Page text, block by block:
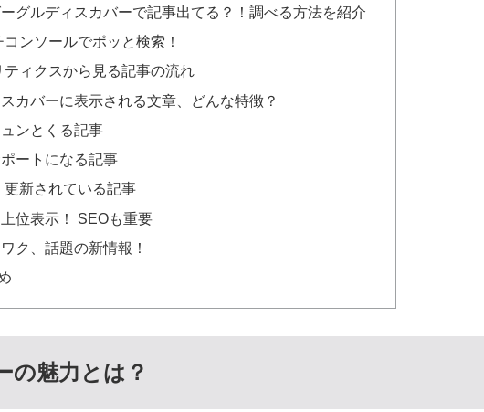
グルディスカバーで記事出てる？！調べる方法を紹介
ンソールでポッと検索！
ィクスから見る記事の流れ
カバーに表示される文章、どんな特徴？
ンとくる記事
ートになる記事
更新されている記事
位表示！ SEOも重要
ク、話題の新情報！
の魅力とは？